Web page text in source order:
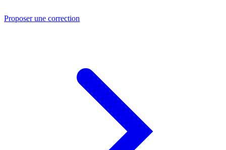
Proposer une correction